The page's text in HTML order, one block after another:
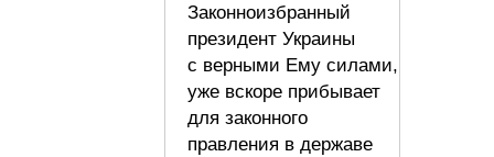
Законноизбранный
президент Украины
с верными Ему силами,
уже вскоре прибывает
для законного
правления в державе